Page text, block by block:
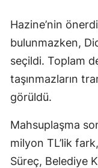
Hazine’nin
bulunmazken,
seçildi. Toplam
taşınmazların
görüldü.
Mahsuplaşma
milyon TL’lik
Süreç, Belediye